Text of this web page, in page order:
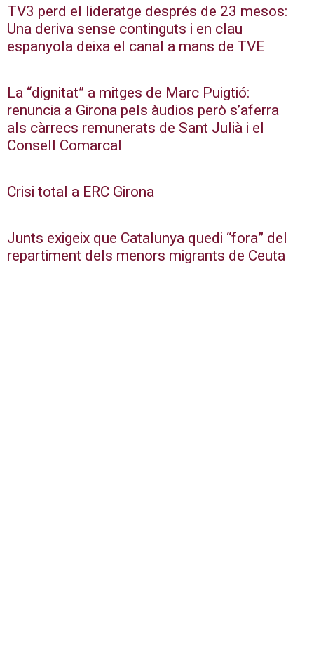
TV3 perd el lideratge després de 23 mesos:
Una deriva sense continguts i en clau
espanyola deixa el canal a mans de TVE
La “dignitat” a mitges de Marc Puigtió:
renuncia a Girona pels àudios però s’aferra
als càrrecs remunerats de Sant Julià i el
Consell Comarcal
Crisi total a ERC Girona
Junts exigeix que Catalunya quedi “fora” del
repartiment dels menors migrants de Ceuta